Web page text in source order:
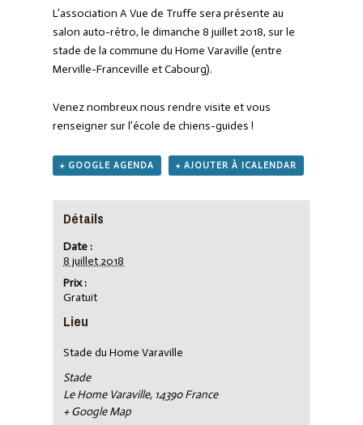
L’association A Vue de Truffe sera présente au
salon auto-rétro, le dimanche 8 juillet 2018, sur le
stade de la commune du Home Varaville (entre
Merville-Franceville et Cabourg).
Venez nombreux nous rendre visite et vous
renseigner sur l’école de chiens-guides !
+ GOOGLE AGENDA + AJOUTER À ICALENDAR
Détails
Date :
8 juillet 2018
Prix :
Gratuit
Lieu
Stade du Home Varaville
Stade
Le Home Varaville, 14390 France
+ Google Map